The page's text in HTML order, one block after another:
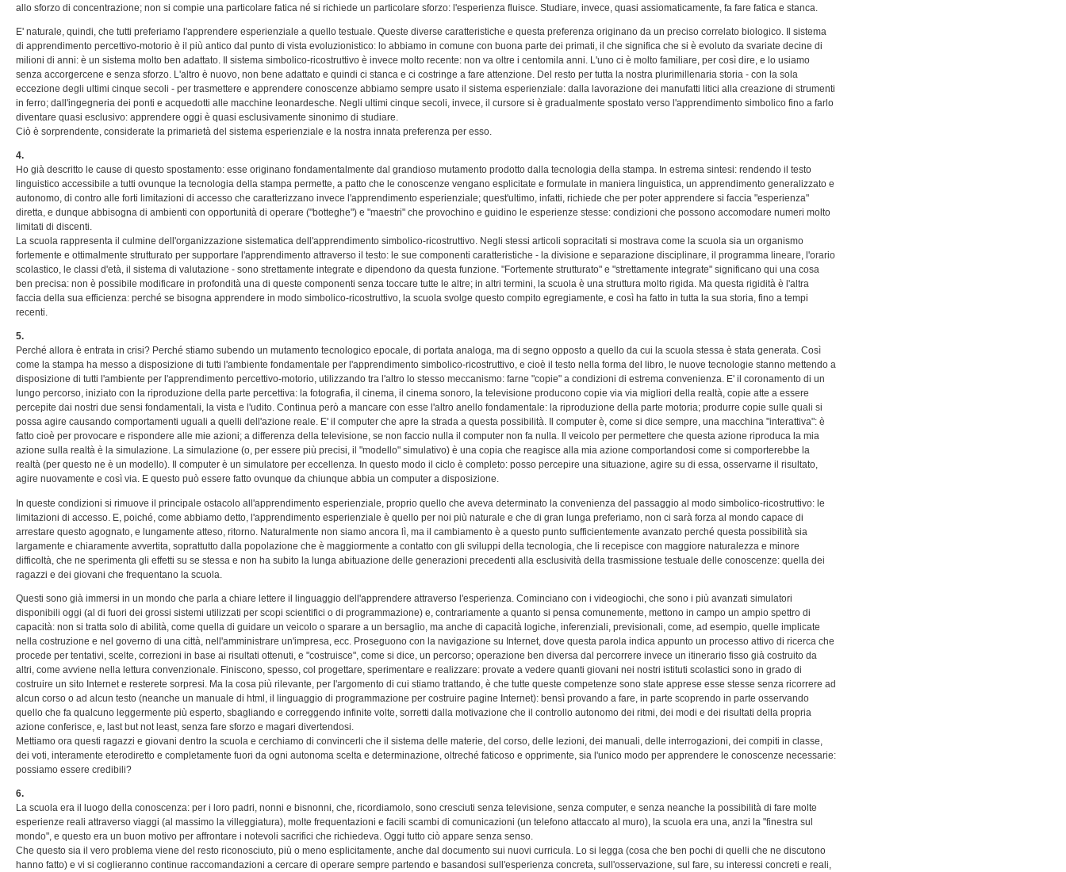
allo sforzo di concentrazione; non si compie una particolare fatica né si richiede un particolare sforzo: l'esperienza fluisce. Studiare, invece, quasi assiomaticamente, fa fare fatica e stanca.
E' naturale, quindi, che tutti preferiamo l'apprendere esperienziale a quello testuale. Queste diverse caratteristiche e questa preferenza originano da un preciso correlato biologico. Il sistema
di apprendimento percettivo-motorio è il più antico dal punto di vista evoluzionistico: lo abbiamo in comune con buona parte dei primati, il che significa che si è evoluto da svariate decine di
milioni di anni: è un sistema molto ben adattato. Il sistema simbolico-ricostruttivo è invece molto recente: non va oltre i centomila anni. L'uno ci è molto familiare, per così dire, e lo usiamo
senza accorgercene e senza sforzo. L'altro è nuovo, non bene adattato e quindi ci stanca e ci costringe a fare attenzione. Del resto per tutta la nostra plurimillenaria storia - con la sola
eccezione degli ultimi cinque secoli - per trasmettere e apprendere conoscenze abbiamo sempre usato il sistema esperienziale: dalla lavorazione dei manufatti litici alla creazione di strumenti
in ferro; dall'ingegneria dei ponti e acquedotti alle macchine leonardesche. Negli ultimi cinque secoli, invece, il cursore si è gradualmente spostato verso l'apprendimento simbolico fino a farlo
diventare quasi esclusivo: apprendere oggi è quasi esclusivamente sinonimo di studiare.
Ciò è sorprendente, considerate la primarietà del sistema esperienziale e la nostra innata preferenza per esso.
4.
Ho già descritto le cause di questo spostamento: esse originano fondamentalmente dal grandioso mutamento prodotto dalla tecnologia della stampa. In estrema sintesi: rendendo il testo
linguistico accessibile a tutti ovunque la tecnologia della stampa permette, a patto che le conoscenze vengano esplicitate e formulate in maniera linguistica, un apprendimento generalizzato e
autonomo, di contro alle forti limitazioni di accesso che caratterizzano invece l'apprendimento esperienziale; quest'ultimo, infatti, richiede che per poter apprendere si faccia "esperienza"
diretta, e dunque abbisogna di ambienti con opportunità di operare ("botteghe") e "maestri" che provochino e guidino le esperienze stesse: condizioni che possono accomodare numeri molto
limitati di discenti.
La scuola rappresenta il culmine dell'organizzazione sistematica dell'apprendimento simbolico-ricostruttivo. Negli stessi articoli sopracitati si mostrava come la scuola sia un organismo
fortemente e ottimalmente strutturato per supportare l'apprendimento attraverso il testo: le sue componenti caratteristiche - la divisione e separazione disciplinare, il programma lineare, l'orario
scolastico, le classi d'età, il sistema di valutazione - sono strettamente integrate e dipendono da questa funzione. "Fortemente strutturato" e "strettamente integrate" significano qui una cosa
ben precisa: non è possibile modificare in profondità una di queste componenti senza toccare tutte le altre; in altri termini, la scuola è una struttura molto rigida. Ma questa rigidità è l'altra
faccia della sua efficienza: perché se bisogna apprendere in modo simbolico-ricostruttivo, la scuola svolge questo compito egregiamente, e così ha fatto in tutta la sua storia, fino a tempi
recenti.
5.
Perché allora è entrata in crisi? Perché stiamo subendo un mutamento tecnologico epocale, di portata analoga, ma di segno opposto a quello da cui la scuola stessa è stata generata. Così
come la stampa ha messo a disposizione di tutti l'ambiente fondamentale per l'apprendimento simbolico-ricostruttivo, e cioè il testo nella forma del libro, le nuove tecnologie stanno mettendo a
disposizione di tutti l'ambiente per l'apprendimento percettivo-motorio, utilizzando tra l'altro lo stesso meccanismo: farne "copie" a condizioni di estrema convenienza. E' il coronamento di un
lungo percorso, iniziato con la riproduzione della parte percettiva: la fotografia, il cinema, il cinema sonoro, la televisione producono copie via via migliori della realtà, copie atte a essere
percepite dai nostri due sensi fondamentali, la vista e l'udito. Continua però a mancare con esse l'altro anello fondamentale: la riproduzione della parte motoria; produrre copie sulle quali si
possa agire causando comportamenti uguali a quelli dell'azione reale. E' il computer che apre la strada a questa possibilità. Il computer è, come si dice sempre, una macchina "interattiva": è
fatto cioè per provocare e rispondere alle mie azioni; a differenza della televisione, se non faccio nulla il computer non fa nulla. Il veicolo per permettere che questa azione riproduca la mia
azione sulla realtà è la simulazione. La simulazione (o, per essere più precisi, il "modello" simulativo) è una copia che reagisce alla mia azione comportandosi come si comporterebbe la
realtà (per questo ne è un modello). Il computer è un simulatore per eccellenza. In questo modo il ciclo è completo: posso percepire una situazione, agire su di essa, osservarne il risultato,
agire nuovamente e così via. E questo può essere fatto ovunque da chiunque abbia un computer a disposizione.
In queste condizioni si rimuove il principale ostacolo all'apprendimento esperienziale, proprio quello che aveva determinato la convenienza del passaggio al modo simbolico-ricostruttivo: le
limitazioni di accesso. E, poiché, come abbiamo detto, l'apprendimento esperienziale è quello per noi più naturale e che di gran lunga preferiamo, non ci sarà forza al mondo capace di
arrestare questo agognato, e lungamente atteso, ritorno. Naturalmente non siamo ancora lì, ma il cambiamento è a questo punto sufficientemente avanzato perché questa possibilità sia
largamente e chiaramente avvertita, soprattutto dalla popolazione che è maggiormente a contatto con gli sviluppi della tecnologia, che li recepisce con maggiore naturalezza e minore
difficoltà, che ne sperimenta gli effetti su se stessa e non ha subito la lunga abituazione delle generazioni precedenti alla esclusività della trasmissione testuale delle conoscenze: quella dei
ragazzi e dei giovani che frequentano la scuola.
Questi sono già immersi in un mondo che parla a chiare lettere il linguaggio dell'apprendere attraverso l'esperienza. Cominciano con i videogiochi, che sono i più avanzati simulatori
disponibili oggi (al di fuori dei grossi sistemi utilizzati per scopi scientifici o di programmazione) e, contrariamente a quanto si pensa comunemente, mettono in campo un ampio spettro di
capacità: non si tratta solo di abilità, come quella di guidare un veicolo o sparare a un bersaglio, ma anche di capacità logiche, inferenziali, previsionali, come, ad esempio, quelle implicate
nella costruzione e nel governo di una città, nell'amministrare un'impresa, ecc. Proseguono con la navigazione su Internet, dove questa parola indica appunto un processo attivo di ricerca che
procede per tentativi, scelte, correzioni in base ai risultati ottenuti, e "costruisce", come si dice, un percorso; operazione ben diversa dal percorrere invece un itinerario fisso già costruito da
altri, come avviene nella lettura convenzionale. Finiscono, spesso, col progettare, sperimentare e realizzare: provate a vedere quanti giovani nei nostri istituti scolastici sono in grado di
costruire un sito Internet e resterete sorpresi. Ma la cosa più rilevante, per l'argomento di cui stiamo trattando, è che tutte queste competenze sono state apprese esse stesse senza ricorrere ad
alcun corso o ad alcun testo (neanche un manuale di html, il linguaggio di programmazione per costruire pagine Internet): bensì provando a fare, in parte scoprendo in parte osservando
quello che fa qualcuno leggermente più esperto, sbagliando e correggendo infinite volte, sorretti dalla motivazione che il controllo autonomo dei ritmi, dei modi e dei risultati della propria
azione conferisce, e, last but not least, senza fare sforzo e magari divertendosi.
Mettiamo ora questi ragazzi e giovani dentro la scuola e cerchiamo di convincerli che il sistema delle materie, del corso, delle lezioni, dei manuali, delle interrogazioni, dei compiti in classe,
dei voti, interamente eterodiretto e completamente fuori da ogni autonoma scelta e determinazione, oltreché faticoso e opprimente, sia l'unico modo per apprendere le conoscenze necessarie:
possiamo essere credibili?
6.
La scuola era il luogo della conoscenza: per i loro padri, nonni e bisnonni, che, ricordiamolo, sono cresciuti senza televisione, senza computer, e senza neanche la possibilità di fare molte
esperienze reali attraverso viaggi (al massimo la villeggiatura), molte frequentazioni e facili scambi di comunicazioni (un telefono attaccato al muro), la scuola era una, anzi la "finestra sul
mondo", e questo era un buon motivo per affrontare i notevoli sacrifici che richiedeva. Oggi tutto ciò appare senza senso.
Che questo sia il vero problema viene del resto riconosciuto, più o meno esplicitamente, anche dal documento sui nuovi curricula. Lo si legga (cosa che ben pochi di quelli che ne discutono
hanno fatto) e vi si coglieranno continue raccomandazioni a cercare di operare sempre partendo e basandosi sull'esperienza concreta, sull'osservazione, sul fare, su interessi concreti e reali,